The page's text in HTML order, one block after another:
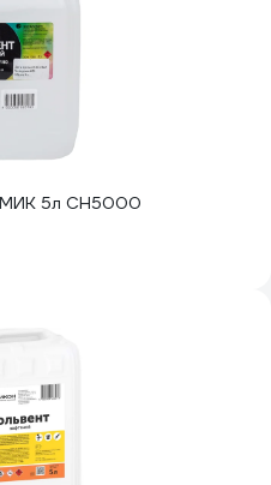
5л СН5000